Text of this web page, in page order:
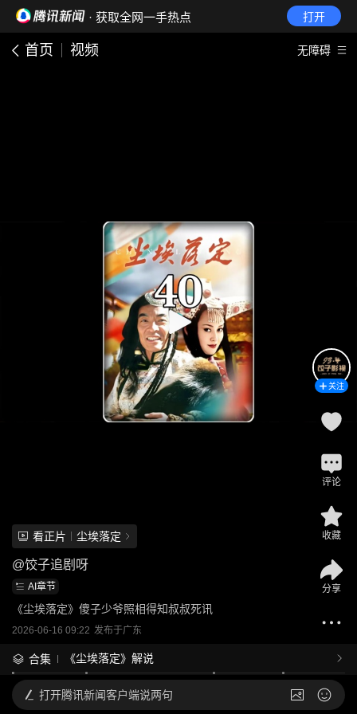
· 获取全网一手热点 打开
首页 视频 无障碍
看正片 尘埃落定
@饺子追剧呀
AI章节
《尘埃落定》傻子少爷照相得知叔叔死讯
2026-06-16 09:22 发布于广东
合集 《尘埃落定》解说
关注
评论
收藏
分享
打开腾讯新闻客户端说两句